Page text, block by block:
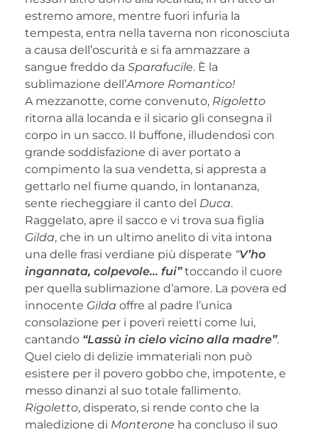
estremo amore, mentre fuori infuria la
tempesta, entra nella taverna non riconosciuta
a causa dell’oscurità e si fa ammazzare a
sangue freddo da Sparafucile. È la
sublimazione dell’Amore Romantico!
A mezzanotte, come convenuto, Rigoletto
ritorna alla locanda e il sicario gli consegna il
corpo in un sacco. Il buffone, illudendosi con
grande soddisfazione di aver portato a
compimento la sua vendetta, si appresta a
gettarlo nel fiume quando, in lontananza,
sente riecheggiare il canto del Duca.
Raggelato, apre il sacco e vi trova sua figlia
Gilda, che in un ultimo anelito di vita intona
una delle frasi verdiane più disperate “V’ho
ingannata, colpevole… fui”toccando il cuore
per quella sublimazione d’amore. La povera ed
innocente Gilda offre al padre l’unica
consolazione per i poveri reietti come lui,
cantando “Lassù in cielo vicino alla madre”.
Quel cielo di delizie immateriali non può
esistere per il povero gobbo che, impotente, e
messo dinanzi al suo totale fallimento.
Rigoletto, disperato, si rende conto che la
maledizione di Monterone ha concluso il suo